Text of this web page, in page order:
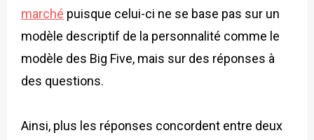
marché puisque celui-ci ne se base pas sur un
modèle descriptif de la personnalité comme le
modèle des Big Five, mais sur des réponses à
des questions.
Ainsi, plus les réponses concordent entre deux